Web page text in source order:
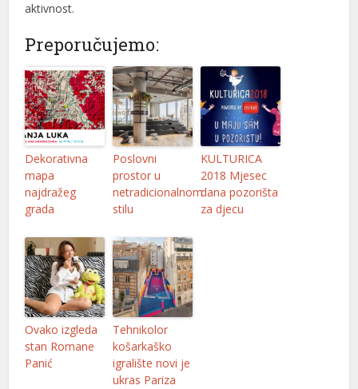
aktivnost.
Preporučujemo:
Dekorativna
mapa
najdražeg
grada
Poslovni
prostor u
netradicionalnom
stilu
KULTURICA
2018 Mjesec
dana pozorišta
za djecu
Ovako izgleda
stan Romane
Panić
Tehnikolor
košarkaško
igralište novi je
ukras Pariza